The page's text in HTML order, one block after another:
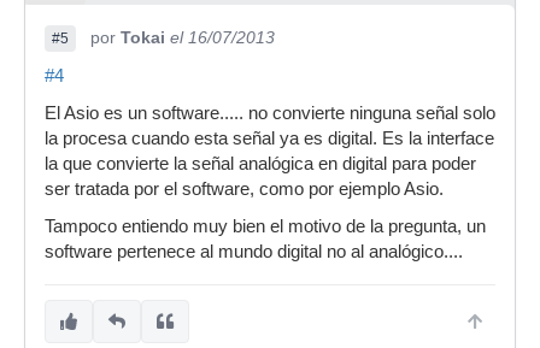
#5 por Tokai el 16/07/2013
#4
El Asio es un software..... no convierte ninguna señal solo
la procesa cuando esta señal ya es digital. Es la interface
la que convierte la señal analógica en digital para poder
ser tratada por el software, como por ejemplo Asio.
Tampoco entiendo muy bien el motivo de la pregunta, un
software pertenece al mundo digital no al analógico....